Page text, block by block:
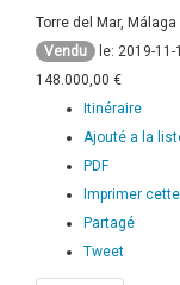
Torre del Mar, Málaga
Vendu
le: 2019-11-
148.000,00 €
Itinéraire
Ajouté a la
PDF
Imprimer
Partagé
Tweet